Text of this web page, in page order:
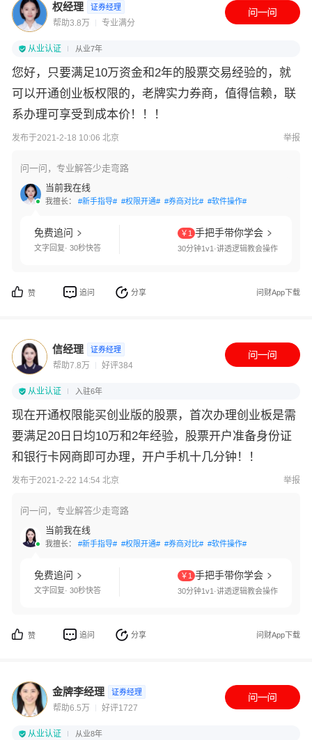
权经理 证券经理
帮助3.8万 专业满分
从业认证 从业7年
您好，只要满足10万资金和2年的股票交易经验的，就
可以开通创业板权限的，老牌实力券商，值得信赖，联
系办理可享受到成本价！！！
发布于2021-2-18 10:06 北京 举报
问一问，专业解答少走弯路
当前我在线
我擅长： #新手指导# #权限开通# #券商对比# #软件操作#
免费追问
文字回复· 30秒快答
￥1 手把手带你学会
30分钟1v1·讲透逻辑教会操作
赞 追问 分享 问财App下载
信经理 证券经理
帮助7.8万 好评384
从业认证 入驻6年
现在开通权限能买创业版的股票，首次办理创业板是需
要满足20日日均10万和2年经验，股票开户准备身份证
和银行卡网商即可办理，开户手机十几分钟！！
发布于2021-2-22 14:54 北京 举报
问一问，专业解答少走弯路
当前我在线
我擅长： #新手指导# #权限开通# #券商对比# #软件操作#
免费追问
文字回复· 30秒快答
￥1 手把手带你学会
30分钟1v1·讲透逻辑教会操作
赞 追问 分享 问财App下载
金牌李经理 证券经理
帮助6.5万 好评1727
从业认证 从业8年